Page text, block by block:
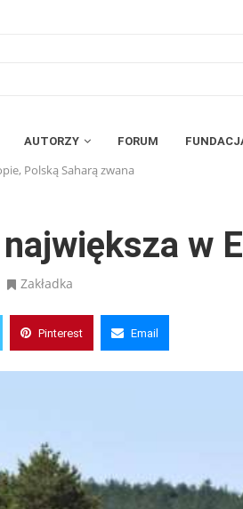
AUTORZY FORUM
Polską Saharą zwana
w
Zakładka
Pinterest Email